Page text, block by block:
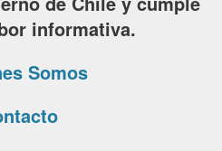
informativa.
Somos